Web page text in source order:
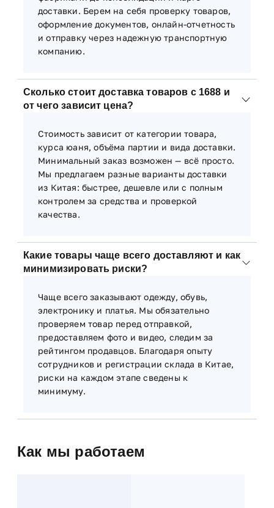
доставки. Берем на себя проверку товаров,
оформление документов, онлайн-отчетность
и отправку через надежную транспортную
компанию.
Сколько стоит доставка товаров с 1688 и
от чего зависит цена?
Стоимость зависит от категории товара,
курса юаня, объёма партии и вида доставки.
Минимальный заказ возможен — всё просто.
Мы предлагаем разные варианты доставки
из Китая: быстрее, дешевле или с полным
контролем за средства и проверкой
качества.
Какие товары чаще всего доставляют и как
минимизировать риски?
Чаще всего заказывают одежду, обувь,
электронику и платья. Мы обязательно
проверяем товар перед отправкой,
предоставляем фото и видео, следим за
рейтингом продавцов. Благодаря опыту
сотрудников и регистрации склада в Китае,
риски на каждом этапе сведены к
минимуму.
Как мы работаем